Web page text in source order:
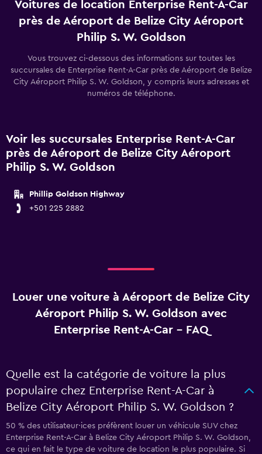
Voitures de location Enterprise Rent-A-Car
près de Aéroport de Belize City Aéroport
Philip S. W. Goldson
Vous trouvez ci-dessous des informations sur toutes les
succursales de Enterprise Rent-A-Car près de Aéroport de Belize
City Aéroport Philip S. W. Goldson, y compris leurs adresses et
numéros de téléphone.
Voir les succursales Enterprise Rent-A-Car
près de Aéroport de Belize City Aéroport
Philip S. W. Goldson
Phillip Goldson Highway
+501 225 2882
Louer une voiture à Aéroport de Belize City
Aéroport Philip S. W. Goldson avec
Enterprise Rent-A-Car - FAQ
Quelle est la catégorie de voiture la plus
populaire chez Enterprise Rent-A-Car à
Belize City Aéroport Philip S. W. Goldson ?
50 % des utilisateur·ices préfèrent louer un véhicule SUV chez
Enterprise Rent-A-Car à Belize City Aéroport Philip S. W. Goldson,
ce qui en fait le type de voiture de location le plus populaire. Si